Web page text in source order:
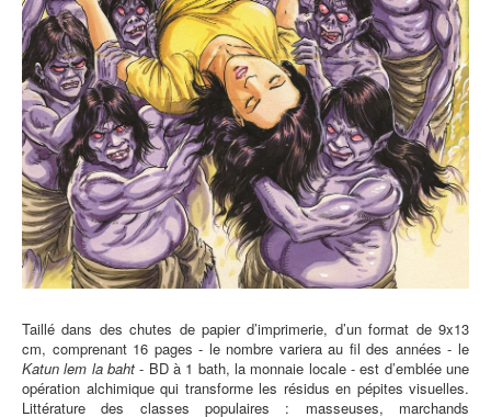
Taillé dans des chutes de papier d’imprimerie, d’un format de 9x13
cm, comprenant 16 pages - le nombre variera au fil des années - le
Katun lem la baht - BD à 1 bath, la monnaie locale - est d’emblée une
opération alchimique qui transforme les résidus en pépites visuelles.
Littérature des classes populaires : masseuses, marchands